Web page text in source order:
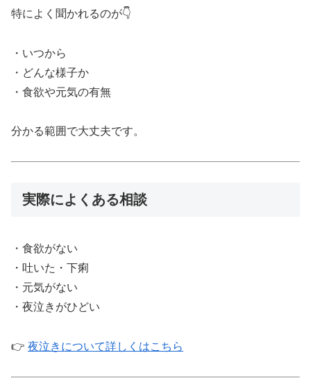
特によく聞かれるのが👇
・いつから
・どんな様子か
・食欲や元気の有無
分かる範囲で大丈夫です。
実際によくある相談
・食欲がない
・吐いた・下痢
・元気がない
・夜泣きがひどい
👉 夜泣きについて詳しくはこちら